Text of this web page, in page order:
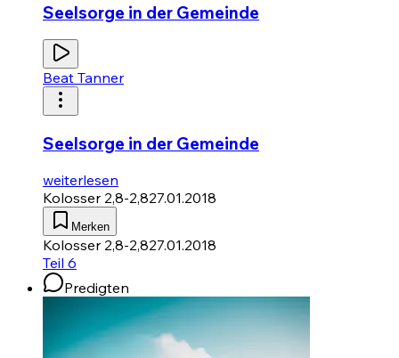
Seelsorge in der Gemeinde
Beat Tanner
Seelsorge in der Gemeinde
weiterlesen
Kolosser 2,8-2,827.01.2018
Merken
Kolosser 2,8-2,827.01.2018
Teil 6
Predigten